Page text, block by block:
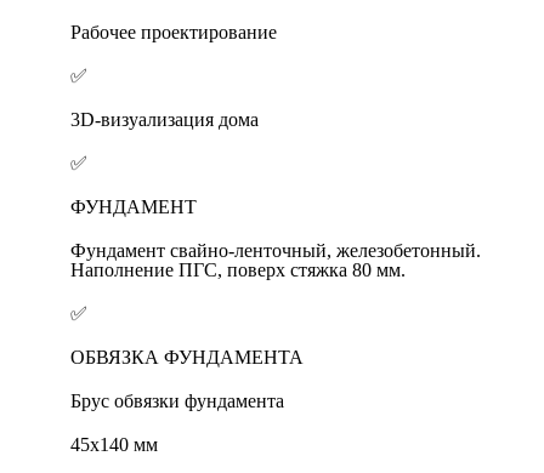
Рабочее проектирование
✅
3D-визуализация дома
✅
ФУНДАМЕНТ
Фундамент свайно-ленточный, железобетонный.
Наполнение ПГС, поверх стяжка 80 мм.
✅
ОБВЯЗКА ФУНДАМЕНТА
Брус обвязки фундамента
45х140 мм